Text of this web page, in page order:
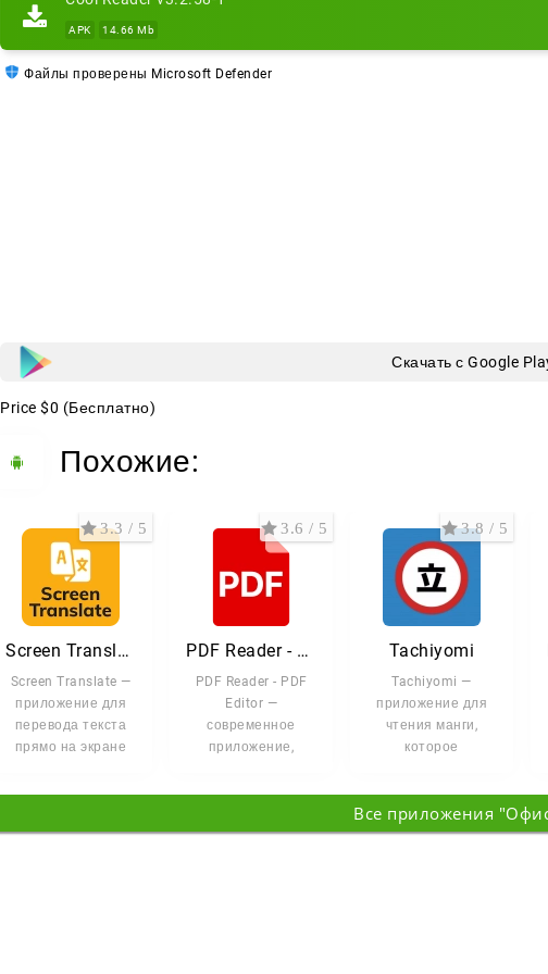
Настройте приложение под себя, перенесите книги на карту
вам режиме.
APK 14.66 Mb
Файлы проверены Microsoft Defender
Скачать с Google
Price $0 (Бесплатно)
Похожие:
Screen Translate
Screen Translate —
приложение для
перевода текста
прямо на экране
3.3 / 5
PDF Reader - Читатель PDF
PDF Reader - PDF
Editor —
современное
приложение,
3.6 / 5
Tachiyomi
Tachiyomi —
приложение для
чтения манги,
которое
привычки. Здесь вы
найдёте
3.8 / 5
Все приложения